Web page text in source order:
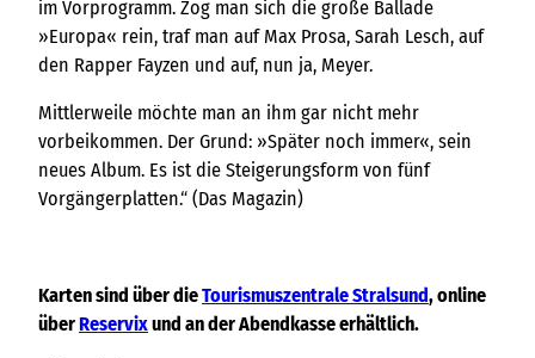
im Vorprogramm. Zog man sich die große Ballade
»Europa« rein, traf man auf Max Prosa, Sarah Lesch, auf
den Rapper Fayzen und auf, nun ja, Meyer.
Mittlerweile möchte man an ihm gar nicht mehr
vorbeikommen. Der Grund: »Später noch immer«, sein
neues Album. Es ist die Steigerungsform von fünf
Vorgängerplatten.“ (Das Magazin)
Karten sind über dieTourismuszentrale Stralsund, online
überReservixund an der Abendkasse erhältlich.